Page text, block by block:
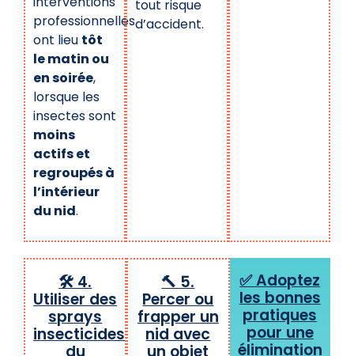
professionnelles
ont lieu tôt
le matin ou
en soirée,
lorsque les
insectes sont
moins
actifs et
regroupés à
l’intérieur
du nid.
tout risque
d’accident.
🛠️ 4.
Utiliser des
sprays
insecticides
du
🔨 5.
Percer ou
frapper un
nid avec
un objet
✅ Adoptez
les bonnes
pratiques
pour une
élimination